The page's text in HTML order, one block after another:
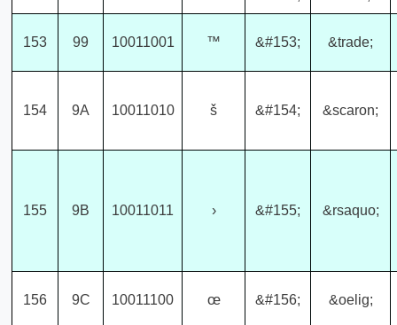
153 99 10011001 ™ &#153; &trade;
154 9A 10011010 š &#154; &scaron;
155 9B 10011011 › &#155; &rsaquo;
156 9C 10011100 œ &#156; &oelig;